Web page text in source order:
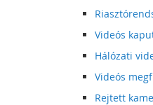
Videós
Hálózati
Videós
Rejtett